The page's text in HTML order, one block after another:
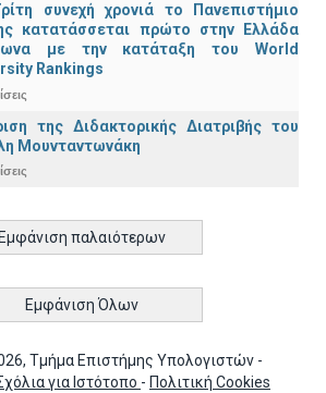
συνεχή χρονιά το Πανεπιστήμιο
κατατάσσεται πρώτο στην Ελλάδα
με την κατάταξη του World
Rankings
της Διδακτορικής Διατριβής του
Μουνταντωνάκη
Εμφάνιση παλαιότερων
Εμφάνιση Όλων
Τμήμα Επιστήμης Υπολογιστών -
για Ιστότοπο - Πολιτική Cookies